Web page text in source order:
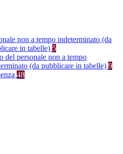
non a tempo indeterminato (da
in tabelle) 5
del personale non a tempo
(da pubblicare in tabelle) 9
48